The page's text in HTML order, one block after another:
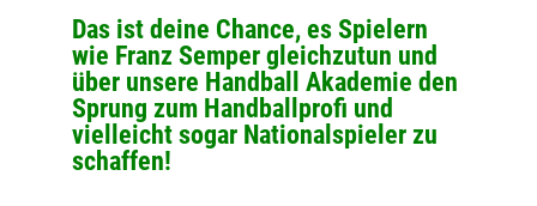
Das ist deine Chance, es Spielern
wie Franz Semper gleichzutun und
über unsere Handball Akademie den
Sprung zum Handballprofi und
vielleicht sogar Nationalspieler zu
schaffen!